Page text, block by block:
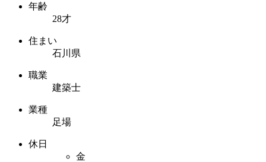
年齢
28才
住まい
石川県
職業
建築士
業種
足場
休日
金